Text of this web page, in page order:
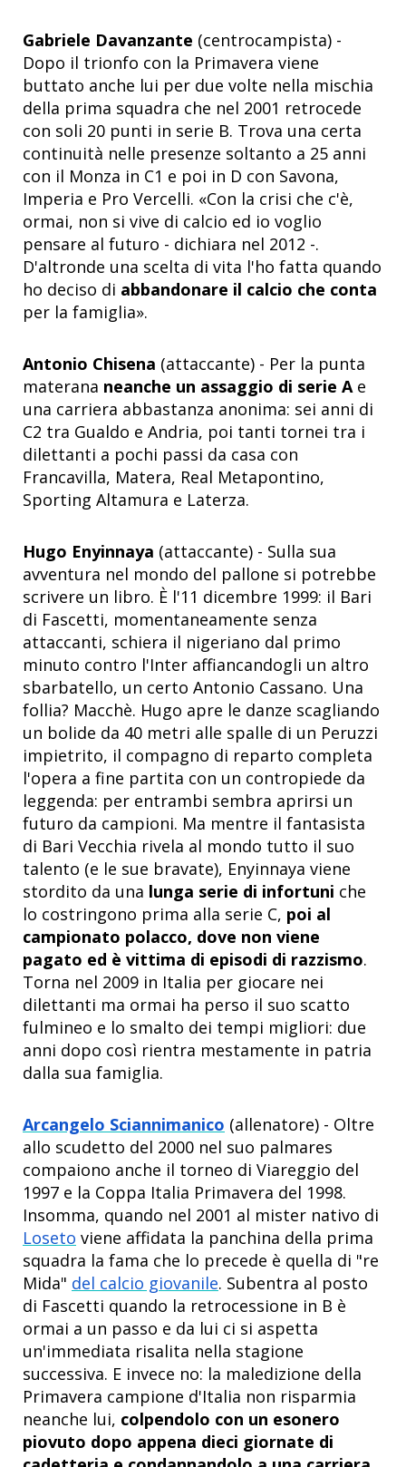
Gabriele Davanzante (centrocampista) -
Dopo il trionfo con la Primavera viene
buttato anche lui per due volte nella mischia
della prima squadra che nel 2001 retrocede
con soli 20 punti in serie B. Trova una certa
continuità nelle presenze soltanto a 25 anni
con il Monza in C1 e poi in D con Savona,
Imperia e Pro Vercelli. «Con la crisi che c'è,
ormai, non si vive di calcio ed io voglio
pensare al futuro - dichiara nel 2012 -.
D'altronde una scelta di vita l'ho fatta quando
ho deciso di abbandonare il calcio che conta
per la famiglia».
Antonio Chisena (attaccante) - Per la punta
materana neanche un assaggio di serie A e
una carriera abbastanza anonima: sei anni di
C2 tra Gualdo e Andria, poi tanti tornei tra i
dilettanti a pochi passi da casa con
Francavilla, Matera, Real Metapontino,
Sporting Altamura e Laterza.
Hugo Enyinnaya (attaccante) - Sulla sua
avventura nel mondo del pallone si potrebbe
scrivere un libro. È l'11 dicembre 1999: il Bari
di Fascetti, momentaneamente senza
attaccanti, schiera il nigeriano dal primo
minuto contro l'Inter affiancandogli un altro
sbarbatello, un certo Antonio Cassano. Una
follia? Macchè. Hugo apre le danze scagliando
un bolide da 40 metri alle spalle di un Peruzzi
impietrito, il compagno di reparto completa
l'opera a fine partita con un contropiede da
leggenda: per entrambi sembra aprirsi un
futuro da campioni. Ma mentre il fantasista
di Bari Vecchia rivela al mondo tutto il suo
talento (e le sue bravate), Enyinnaya viene
stordito da una lunga serie di infortuni che
lo costringono prima alla serie C, poi al
campionato polacco, dove non viene
pagato ed è vittima di episodi di razzismo.
Torna nel 2009 in Italia per giocare nei
dilettanti ma ormai ha perso il suo scatto
fulmineo e lo smalto dei tempi migliori: due
anni dopo così rientra mestamente in patria
dalla sua famiglia.
Arcangelo Sciannimanico (allenatore) - Oltre
allo scudetto del 2000 nel suo palmares
compaiono anche il torneo di Viareggio del
1997 e la Coppa Italia Primavera del 1998.
Insomma, quando nel 2001 al mister nativo di
Loseto viene affidata la panchina della prima
squadra la fama che lo precede è quella di "re
Mida" del calcio giovanile. Subentra al posto
di Fascetti quando la retrocessione in B è
ormai a un passo e da lui ci si aspetta
un'immediata risalita nella stagione
successiva. E invece no: la maledizione della
Primavera campione d'Italia non risparmia
neanche lui, colpendolo con un esonero
piovuto dopo appena dieci giornate di